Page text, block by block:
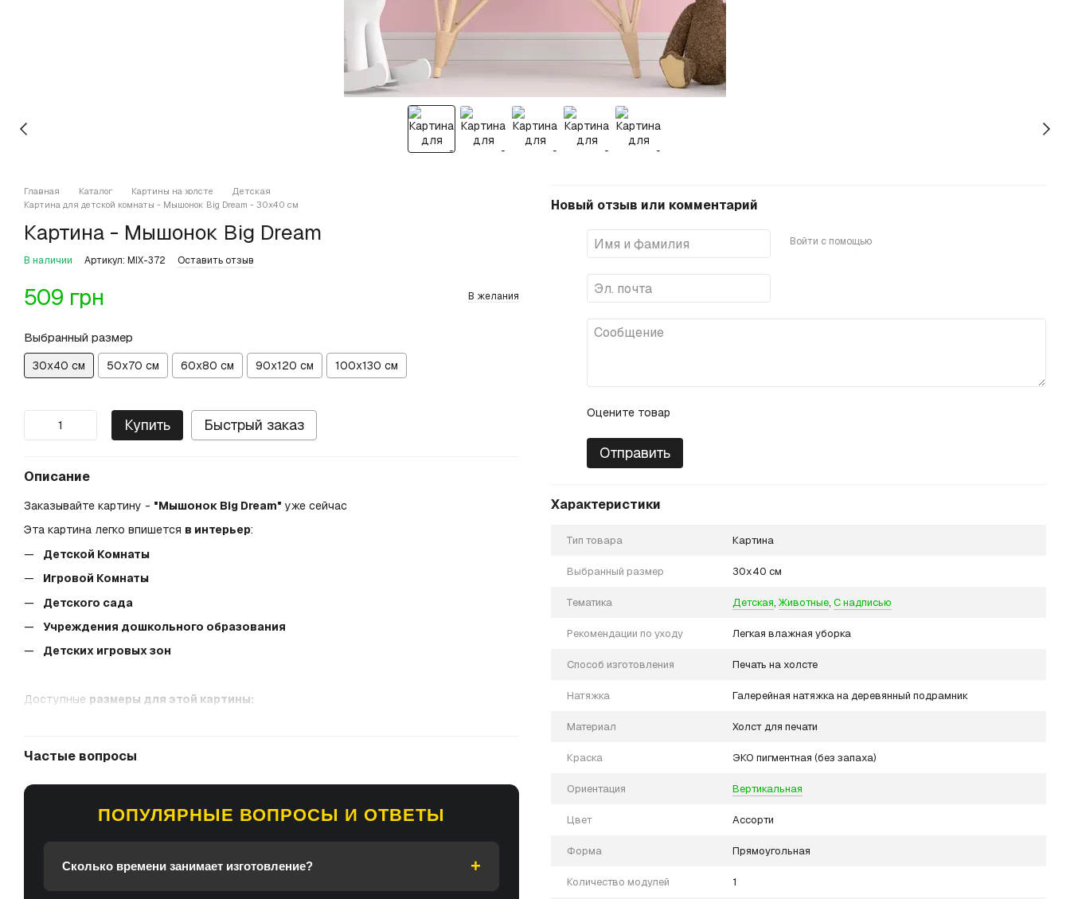
Главная Каталог Картины на холсте
Детская
Картина для детской комнаты - Мышонок Big Dream - 30х40 см
Картина - Мышонок Big Dream
В наличии Артикул: MIX-372 Оставить отзыв
509 грн В желания
Выбранный размер
30х40 см 50х70 см 60х80 см 90х120 см 100х130 см
Купить Быстрый заказ
Описание
Заказывайте картину - "Мышонок Big Dream" уже сейчас
Эта картина легко впишется в интерьер:
Детской Комнаты
Игровой Комнаты
Детского сада
Учреждения дошкольного образования
Детских игровых зон
Доступные размеры для этой картины:
Гарантируем 100% качества:пожалуйста, свяжитесь с нами, если у вас есть вопросы.
Частые вопросы
ПОПУЛЯРНЫЕ ВОПРОСЫ И ОТВЕТЫ
Сколько времени занимает изготовление?
Новый отзыв или комментарий
Войти с помощью
Оцените товар
Отправить
Характеристики
Тип товара Картина
Выбранный размер 30х40 см
Тематика Детская, Животные, С надписью
Рекомендации по уходу Легкая влажная уборка
Способ изготовления Печать на холсте
Натяжка Галерейная натяжка на деревянный подрамник
Материал Холст для печати
Краска ЭКО пигментная (без запаха)
Ориентация Вертикальная
Цвет Ассорти
Форма Прямоугольная
Количество модулей 1